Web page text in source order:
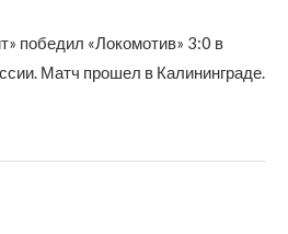
победил «Локомотив» 3:0 в
Матч прошел в Калининграде.